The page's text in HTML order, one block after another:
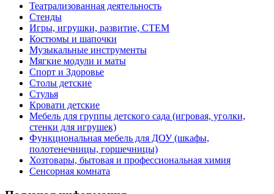
Театрализованная деятельность
Стенды
Игры, игрушки, развитие, СТЕМ
Костюмы и шапочки
Музыкальные инструменты
Мягкие модули и маты
Спорт и Здоровье
Столы детские
Стулья
Кровати детские
Мебель для группы детского сада (игровая, уголки,
стенки для игрушек)
Функциональная мебель для ДОУ (шкафы,
полотенечницы, горшечницы)
Хозтовары, бытовая и профессиональная химия
Сенсорная комната